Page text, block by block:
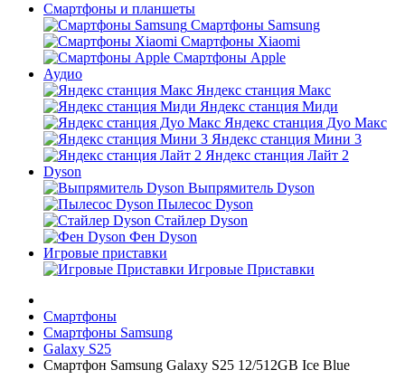
Смартфоны и планшеты
Смартфоны Samsung
Смартфоны Xiaomi
Смартфоны Apple
Аудио
Яндекс станция Макс
Яндекс станция Миди
Яндекс станция Дуо Макс
Яндекс станция Мини 3
Яндекс станция Лайт 2
Dyson
Выпрямитель Dyson
Пылесос Dyson
Стайлер Dyson
Фен Dyson
Игровые приставки
Игровые Приставки
Смартфоны
Смартфоны Samsung
Galaxy S25
Смартфон Samsung Galaxy S25 12/512GB Ice Blue